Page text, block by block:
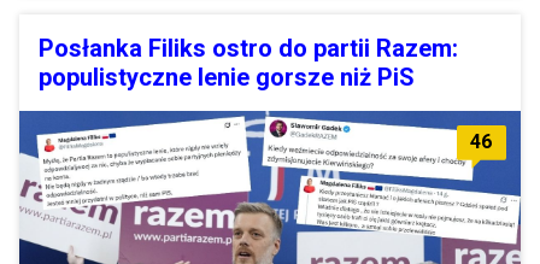
Posłanka Filiks ostro do partii Razem:
populistyczne lenie gorsze niż PiS
46